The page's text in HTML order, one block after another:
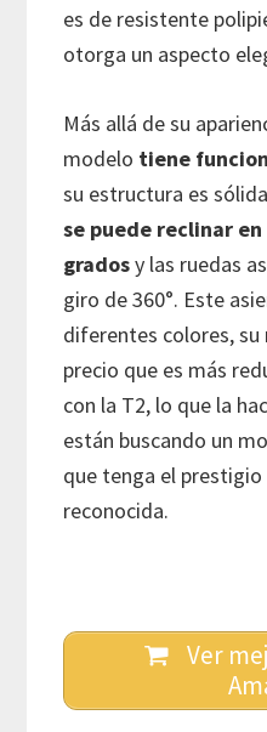
es de resistente
otorga un aspecto
Más allá de su
modelo tiene
su estructura es
se puede reclinar
gradosy las ruedas
giro de 360°. Este
diferentes colores,
precio que es más
con la T2, lo que la
están buscando un
que tenga el prestigio
reconocida.
Ver